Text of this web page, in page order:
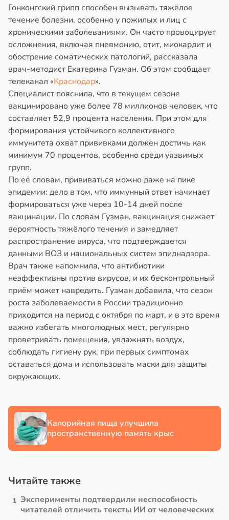
в21:42
в
в13:38
Гонконгский грипп способен вызывать тяжёлое
течение болезни, особенно у пожилых и лиц с
хроническими заболеваниями. Он часто провоцирует
осложнения, включая пневмонию, отит, миокардит и
обострение соматических патологий, рассказала
врач-методист Екатерина Гузман. Об этом сообщает
телеканал «Краснодар».
Специалист пояснила, что в текущем сезоне
вакцинировано уже более 78 миллионов человек, что
составляет 52,9 процента населения. При этом для
формирования устойчивого коллективного
иммунитета охват прививками должен достичь как
минимум 70 процентов, особенно среди уязвимых
групп.
По её словам, прививаться можно даже на пике
эпидемии: дело в том, что иммунный ответ начинает
формироваться уже через 10-14 дней после
вакцинации. По словам Гузман, вакцинация снижает
вероятность тяжёлого течения и замедляет
распространение вируса, что подтверждается
данными ВОЗ и национальных систем эпиднадзора.
Врач также напомнила, что антибиотики
неэффективны против вирусов, и их бесконтрольный
приём может навредить. Гузман добавила, что сезон
роста заболеваемости в России традиционно
приходится на период с октября по март, и в это время
важно избегать многолюдных мест, регулярно
проветривать помещения, увлажнять воздух,
соблюдать гигиену рук, при первых симптомах
оставаться дома и использовать маски для защиты
окружающих.
Калорийная пища улучшила
пространственную память крыс
Читайте также
1 Эксперименты подтвердили неспособность
читателей отличить тексты ИИ от человеческих
20:54